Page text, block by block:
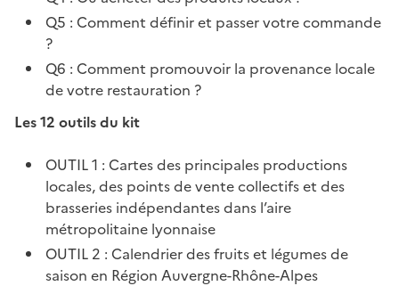
Q5 : Comment définir et passer votre commande
?
Q6 : Comment promouvoir la provenance locale
de votre restauration ?
Les 12 outils du kit
OUTIL 1 : Cartes des principales productions
locales, des points de vente collectifs et des
brasseries indépendantes dans l’aire
métropolitaine lyonnaise
OUTIL 2 : Calendrier des fruits et légumes de
saison en Région Auvergne-Rhône-Alpes